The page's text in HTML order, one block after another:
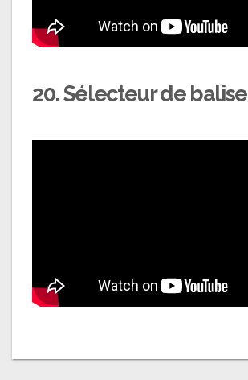
20. Sélecteur de balise